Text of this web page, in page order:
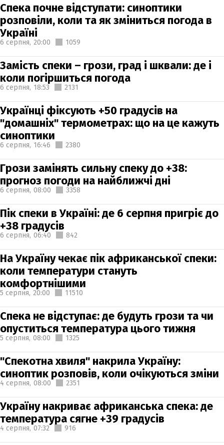
Спека почне відступати: синоптики
розповіли, коли та як зміниться погода в
Україні
6 серпня, 20:00 1059
Замість спеки – грози, град і шквали: де і
коли погіршиться погода
6 серпня, 18:53 2131
Українці фіксують +50 градусів на
"домашніх" термометрах: що на це кажуть
синоптики
6 серпня, 16:46 2380
Грози замінять сильну спеку до +38:
прогноз погоди на найближчі дні
6 серпня, 08:00 3358
Пік спеки в Україні: де 6 серпня пригріє до
+38 градусів
6 серпня, 06:40 842
На Україну чекає пік африканської спеки:
коли температури стануть
комфортнішими
5 серпня, 20:00 11510
Спека не відступає: де будуть грози та чи
опуститься температура цього тижня
5 серпня, 08:00 1325
"Спекотна хвиля" накрила Україну:
синоптик розповів, коли очікуються зміни
4 серпня, 08:00 2351
Україну накриває африканська спека: де
температура сягне +39 градусів
4 серпня, 07:32 916